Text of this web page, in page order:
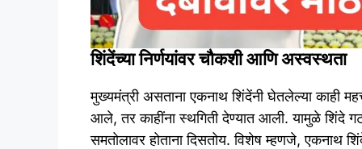
शिंदेंच्या निर्णयांवर चौकशी आणि अस्वस्थता
मुख्यमंत्री असताना एकनाथ शिंदेंनी घेतलेल्या काही
आले, तर काहींना स्थगिती देण्यात आली. यामुळे शिंदे
समतोलावर होताना दिसतोय. विशेष म्हणजे, एकनाथ